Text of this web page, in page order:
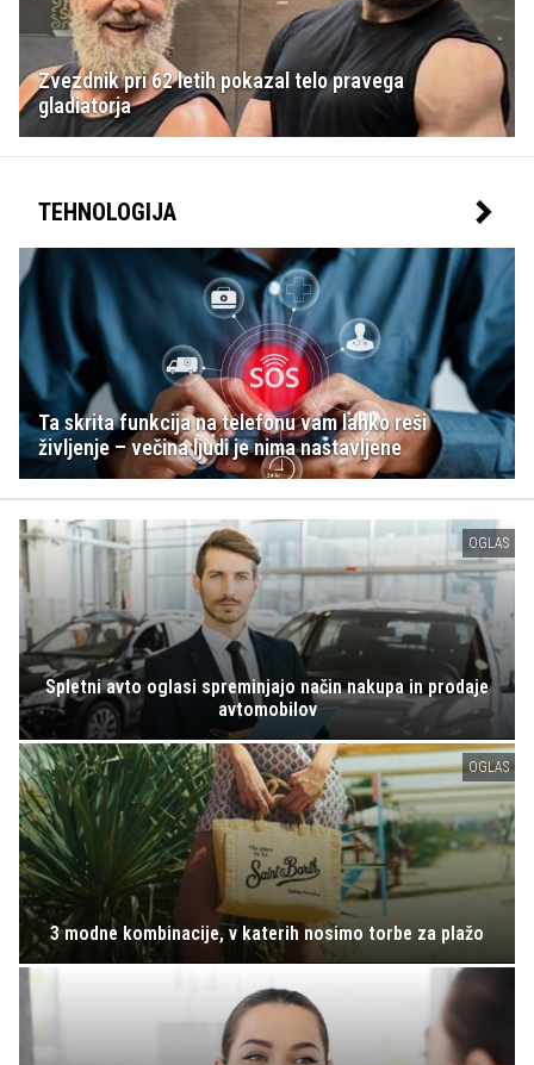
Zvezdnik pri 62 letih pokazal telo pravega
gladiatorja
TEHNOLOGIJA
Ta skrita funkcija na telefonu vam lahko reši
življenje – večina ljudi je nima nastavljene
OGLAS
Spletni avto oglasi spreminjajo način nakupa in prodaje
avtomobilov
OGLAS
3 modne kombinacije, v katerih nosimo torbe za plažo